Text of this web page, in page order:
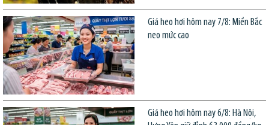
Giá heo hơi hôm nay 7/8: Miền Bắc
neo mức cao
Giá heo hơi hôm nay 6/8: Hà Nội,